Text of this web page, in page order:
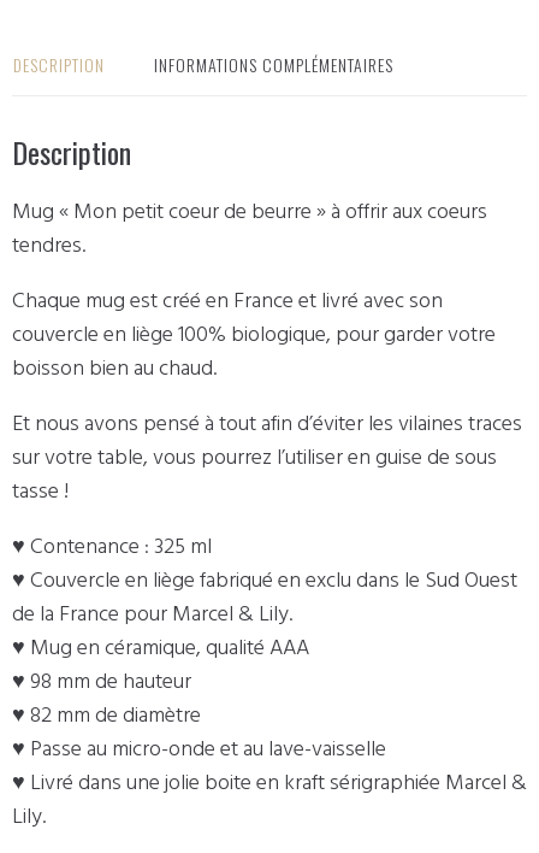
DESCRIPTION INFORMATIONS COMPLÉMENTAIRES
Description
Mug « Mon petit coeur de beurre » à offrir aux coeurs
tendres.
Chaque mug est créé en France et livré avec son
couvercle en liège 100% biologique, pour garder votre
boisson bien au chaud.
Et nous avons pensé à tout afin d’éviter les vilaines traces
sur votre table, vous pourrez l’utiliser en guise de sous
tasse !
♥ Contenance : 325 ml
♥ Couvercle en liège fabriqué en exclu dans le Sud Ouest
de la France pour Marcel & Lily.
♥ Mug en céramique, qualité AAA
♥ 98 mm de hauteur
♥ 82 mm de diamètre
♥ Passe au micro-onde et au lave-vaisselle
♥ Livré dans une jolie boite en kraft sérigraphiée Marcel &
Lily.